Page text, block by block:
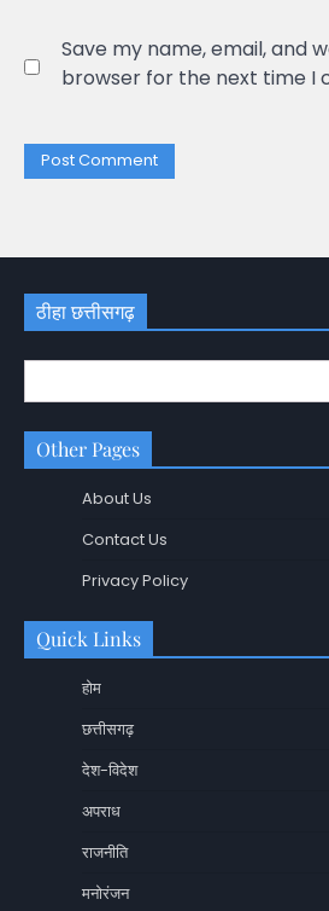
Save my name, email, and
browser for the next time I
ठीहा छत्तीसगढ़
Other Pages
About Us
Contact Us
Privacy Policy
Quick Links
होम
छत्तीसगढ़
देश-विदेश
अपराध
राजनीति
मनोरंजन